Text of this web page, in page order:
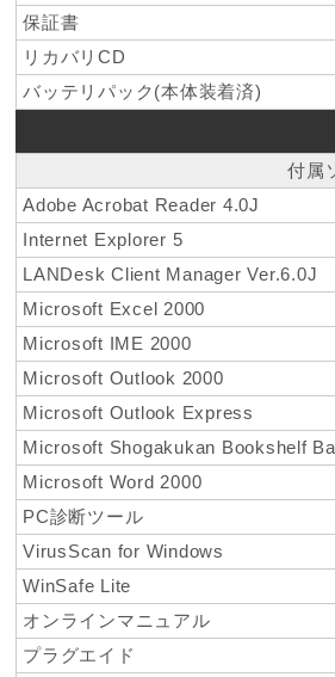
保証書
リカバリCD
バッテリパック(本体装着済)
付属
Adobe Acrobat Reader 4.0J
Internet Explorer 5
LANDesk Client Manager Ver.6.0J
Microsoft Excel 2000
Microsoft IME 2000
Microsoft Outlook 2000
Microsoft Outlook Express
Microsoft Shogakukan Bookshelf
Microsoft Word 2000
PC診断ツール
VirusScan for Windows
WinSafe Lite
オンラインマニュアル
プラグエイド